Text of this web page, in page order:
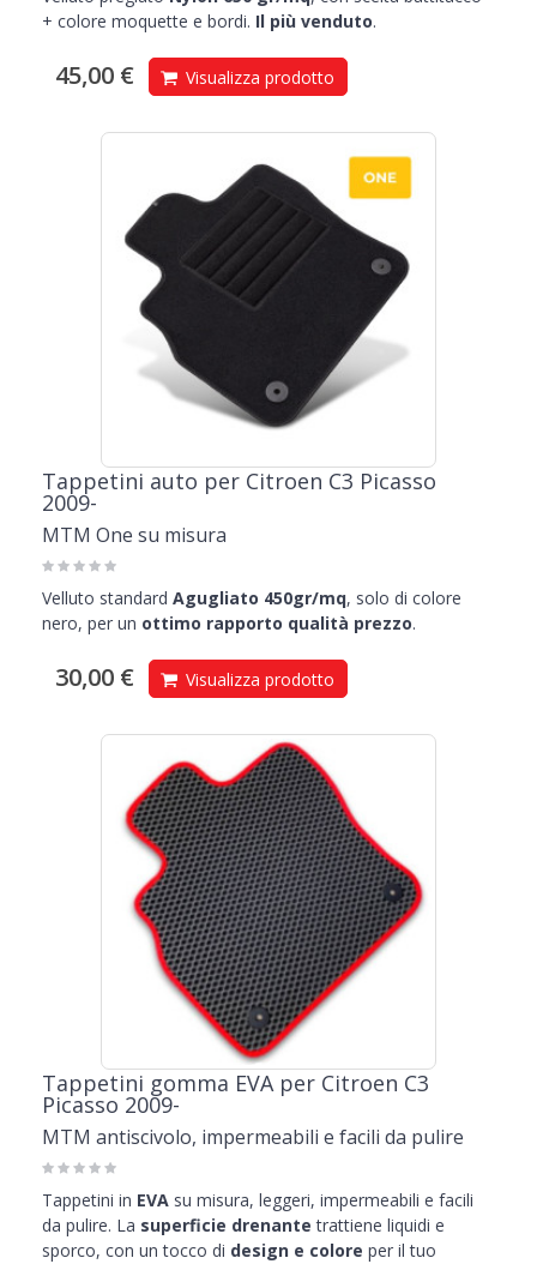
+ colore moquette e bordi. Il più venduto.
45,00 € Visualizza prodotto
Tappetini auto per Citroen C3 Picasso
2009-
MTM One su misura
Velluto standard Agugliato 450gr/mq, solo di colore
nero, per un ottimo rapporto qualità prezzo.
30,00 € Visualizza prodotto
Tappetini gomma EVA per Citroen C3
Picasso 2009-
MTM antiscivolo, impermeabili e facili da pulire
Tappetini in EVA su misura, leggeri, impermeabili e facili
da pulire. La superficie drenante trattiene liquidi e
sporco, con un tocco di design e colore per il tuo